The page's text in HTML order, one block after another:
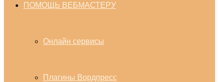
ПОМОЩЬ ВЕБМАСТЕРУ
Онлайн сервисы
Плагины Вордпресс